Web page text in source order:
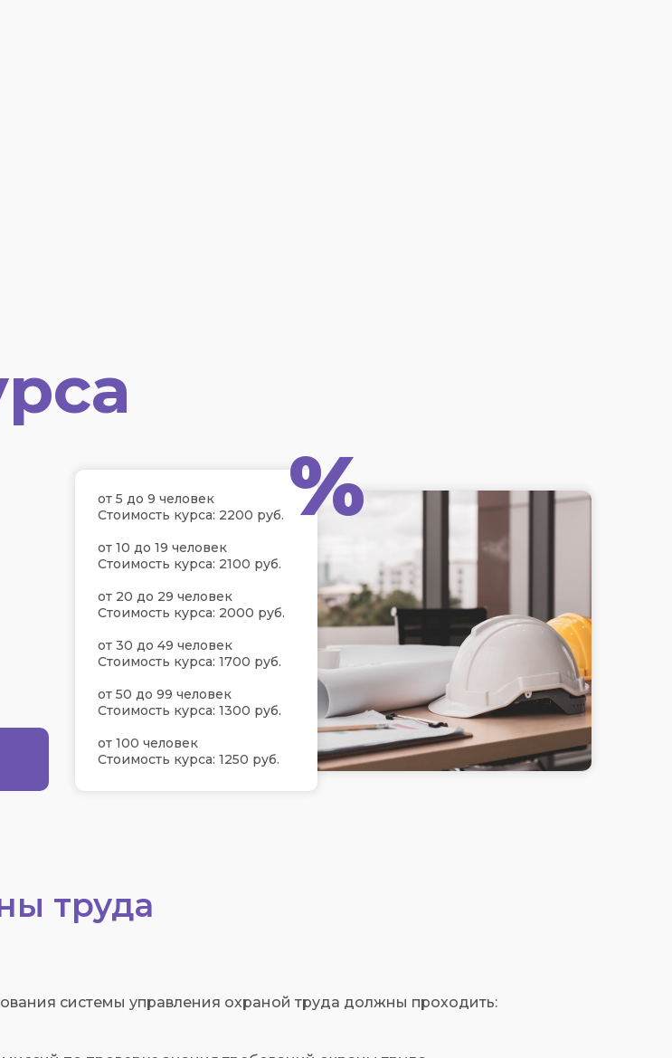
от 5 до 9 человек
Стоимость курса: 2200 руб.
от 10 до 19 человек
Стоимость курса: 2100 руб.
от 20 до 29 человек
Стоимость курса: 2000 руб.
от 30 до 49 человек
Стоимость курса: 1700 руб.
от 50 до 99 человек
Стоимость курса: 1300 руб.
от 100 человек
Стоимость курса: 1250 руб.
%
труда
системы управления охраной труда должны проходить: